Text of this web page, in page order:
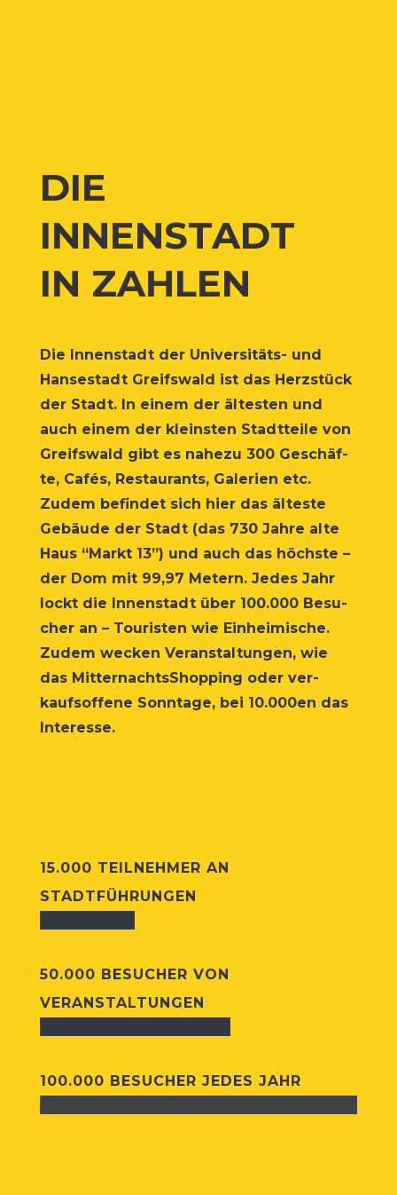
DIE
INNENSTADT
IN ZAHLEN
Die Innen­stadt der Uni­ver­si­täts- und
Han­se­stadt Greifs­wald ist das Herz­stück
der Stadt. In einem der ältes­ten und
auch einem der kleins­ten Stadt­tei­le von
Greifs­wald gibt es nahe­zu 300 Geschäf­
te, Cafés, Restau­rants, Gale­rien etc.
Zudem befin­det sich hier das ältes­te
Gebäu­de der Stadt (das 730 Jah­re alte
Haus “Markt 13”) und auch das höchs­te –
der Dom mit 99,97 Metern. Jedes Jahr
lockt die Innen­stadt über 100.000 Besu­
cher an – Tou­ris­ten wie Ein­hei­mi­sche.
Zudem wecken Ver­an­stal­tun­gen, wie
das Mit­ter­nachts­Shop­ping oder ver­
kaufs­of­fe­ne Sonn­ta­ge, bei 10.000en das
Interesse.
15.000 TEIL­NEH­MER AN
STADTFÜHRUNGEN
50.000 BESUCHER VON
VERANSTALTUNGEN
100.000 BESUCHER JEDES JAHR